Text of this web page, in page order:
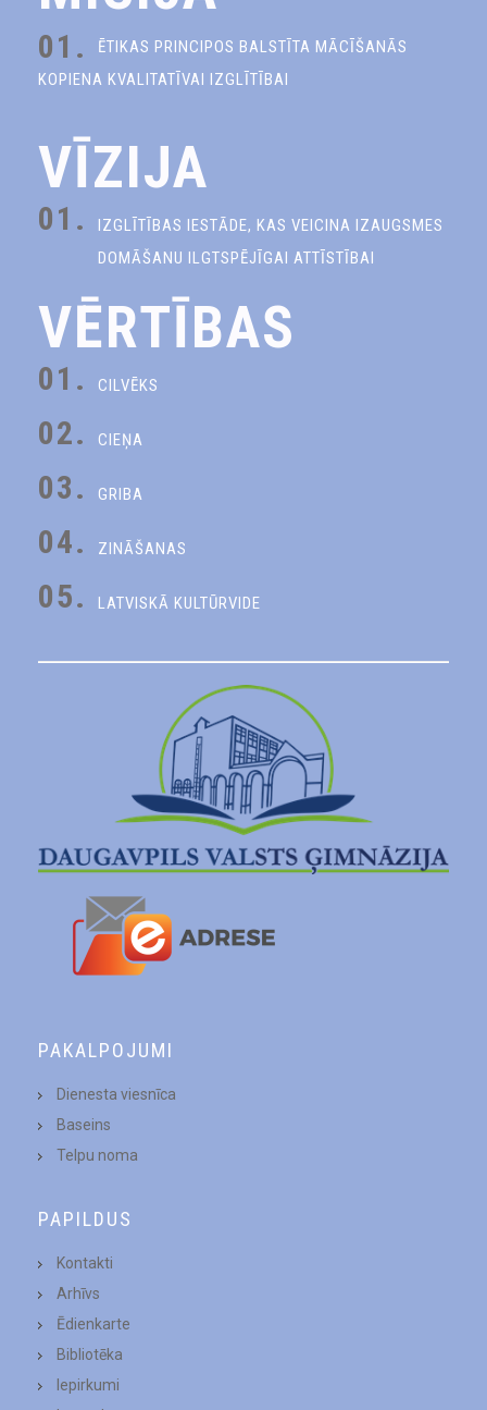
01.
ĒTIKAS PRINCIPOS BALSTĪTA MĀCĪŠANĀS
KOPIENA KVALITATĪVAI IZGLĪTĪBAI
VĪZIJA
01.
IZGLĪTĪBAS IESTĀDE, KAS VEICINA IZAUGSMES
DOMĀŠANU ILGTSPĒJĪGAI ATTĪSTĪBAI
VĒRTĪBAS
01. CILVĒKS
02. CIEŅA
03. GRIBA
04. ZINĀŠANAS
05. LATVISKĀ KULTŪRVIDE
PAKALPOJUMI
Dienesta viesnīca
Baseins
Telpu noma
PAPILDUS
Kontakti
Arhīvs
Ēdienkarte
Bibliotēka
Iepirkumi